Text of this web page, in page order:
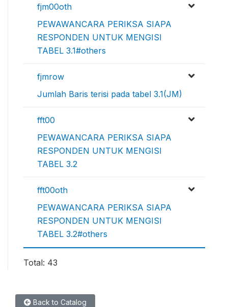
fjm00oth
PEWAWANCARA PERIKSA SIAPA
RESPONDEN UNTUK MENGISI
TABEL 3.1#others
fjmrow
Jumlah Baris terisi pada tabel 3.1(JM)
fft00
PEWAWANCARA PERIKSA SIAPA
RESPONDEN UNTUK MENGISI
TABEL 3.2
fft00oth
PEWAWANCARA PERIKSA SIAPA
RESPONDEN UNTUK MENGISI
TABEL 3.2#others
Total: 43
Back to Catalog